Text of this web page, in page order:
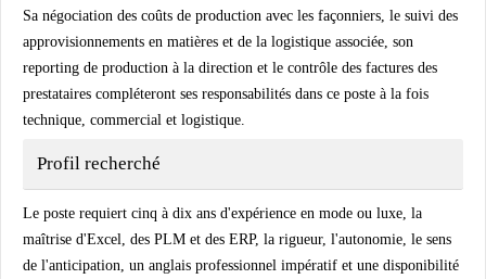
Sa négociation des coûts de production avec les façonniers, le suivi des
approvisionnements en matières et de la logistique associée, son
reporting de production à la direction et le contrôle des factures des
prestataires compléteront ses responsabilités dans ce poste à la fois
technique, commercial et logistique.
Profil recherché
Le poste requiert cinq à dix ans d'expérience en mode ou luxe, la
maîtrise d'Excel, des PLM et des ERP, la rigueur, l'autonomie, le sens
de l'anticipation, un anglais professionnel impératif et une disponibilité